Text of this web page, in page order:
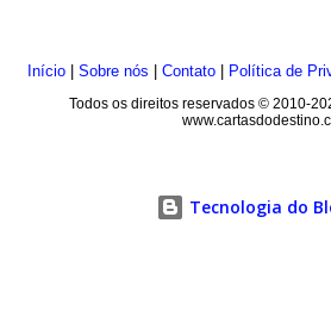
Início Sobre nós Contato Política de
Todos os direitos reservados © 2010-
Tecnologia do